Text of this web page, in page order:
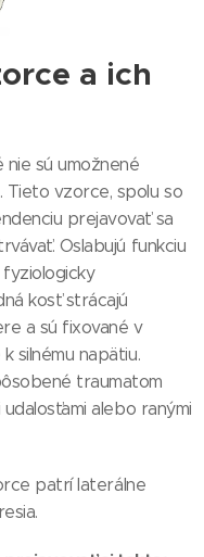
a ich
sú umožnené
Tieto vzorce, spolu so
prejavovať sa
Oslabujú funkciu
kosť strácajú
a sú fixované v
silnému napätiu.
traumatom
alebo ranými
patrí laterálne